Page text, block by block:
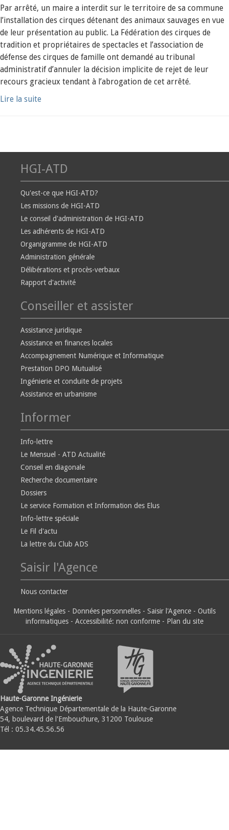
Par arrêté, un maire a interdit sur le territoire de sa commune
l’installation des cirques détenant des animaux sauvages en vue
de leur présentation au public. La Fédération des cirques de
tradition et propriétaires de spectacles et l’association de
défense des cirques de famille ont demandé au tribunal
administratif d’annuler la décision implicite de rejet de leur
recours gracieux tendant à l’abrogation de cet arrêté.
Lire la suite
HGI-ATD
Qu'est-ce que HGI-ATD?
Les missions de HGI-ATD
Le conseil d'administration de HGI-ATD
Les adhérents de HGI-ATD
Organigramme de HGI-ATD
Administration générale
Délibérations et procès-verbaux
Rapport d'activité
Conseiller et assister
Assistance juridique
Assistance en finances locales
Accompagnement Numérique et Informatique
Prestation DPO Mutualisé
Ingénierie et conduite de projets
Assistance en urbanisme
Informer
Info-lettre
Le Mensuel - ATD Actualité
Conseil en diagonale
Recherche documentaire
Dossiers
Le service Formation et Information des Elus
Info-lettre spéciale
Le Fil d'actu
La lettre du Club ADS
Saisir l'Agence
Nous contacter
Mentions légales - Données personnelles - Saisir l'Agence - Outils
informatiques - Accessibilité: non conforme - Plan du site
Haute-Garonne Ingénierie
Agence Technique Départementale de la Haute-Garonne
54, boulevard de l'Embouchure, 31200 Toulouse
Tél : 05.34.45.56.56